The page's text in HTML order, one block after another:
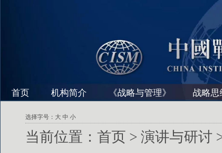
首页 机构简介 《战略与管理》 战略思
选择字号： 大 中 小
当前位置： 首页 > 演讲与研讨